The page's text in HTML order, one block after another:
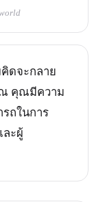
ดจะกลาย
ณ คุณมีความ
ถในการ
ะผู้